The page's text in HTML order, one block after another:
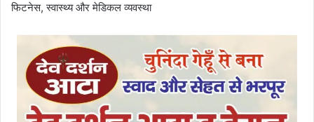
फिटनेस, स्वास्थ्य और मेडिकल व्यवस्था